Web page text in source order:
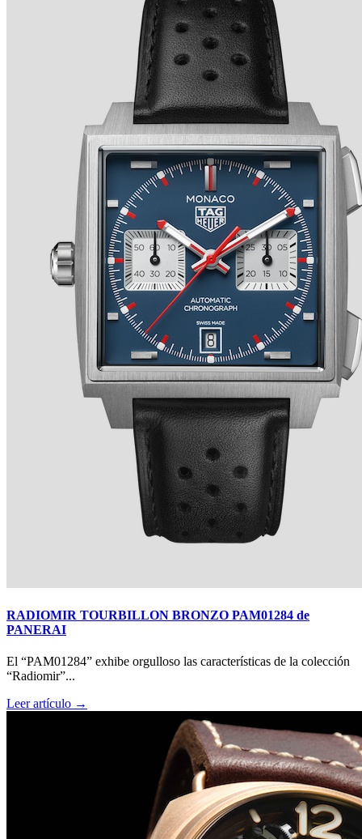
TRADITION SECONDE RÉTROGRADE 7037 de
RADIOMIR TOURBILLON BRONZO PAM01284 de
PANERAI
El “PAM01284” exhibe orgulloso las características de la colección
“Radiomir”...
Leer artículo →